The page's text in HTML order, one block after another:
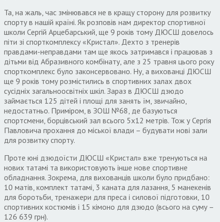
Та, на жаль, час змінювався не в кращу сторону для розвитку
спорту в нашій країні. Як розповів нам директор спортивної
школи Сергій Арцебарський, ще 9 років тому ДЮСШ довелось
піти зі спорткомплексу «Кристал». Дехто з тренерів
правдами-неправдами там ще якось затримався і працював з
дітьми від Абразивного комбінату, але з 25 травня цього року
спорткомплекс було законсервовано. Ну, а вихованці ДЮСШ
ще 9 років тому розмістились в спортивних залах двох
сусідніх загальноосвітніх шкіл. Зараз в ДЮСШ дзюдо
займається 125 дітей і площі для занять їм, звичайно,
недостатньо. Приміром, в ЗОШ №68, де базуються
спортсмени, борцівський зал всього 5х12 метрів. Тож у Сергія
Павловича прохання до міської влади – будувати нові зали
для розвитку спорту.
Проте юні дзюдоїсти ДЮСШ «Кристал» вже тренуються на
нових татамі та використовують інше нове спортивне
обладнання. Зокрема, для вихованців школи було придбано:
10 матів, комплект татамі, 3 каната для лазання, 5 манекенів
для боротьби, тренажери для преса і силової підготовки, 10
спортивних костюмів і 15 кімоно для дзюдо (всього на суму –
126 639 грн).